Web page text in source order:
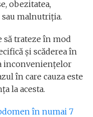
obezitatea,
malnutriția.
să trateze în mod
și scăderea în
inconveniențelor
în care cauza este
la acesta.
în numai 7